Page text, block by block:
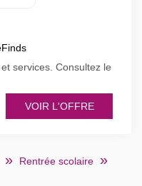
services. Consultez le
VOIR L'OFFRE
Rentrée scolaire